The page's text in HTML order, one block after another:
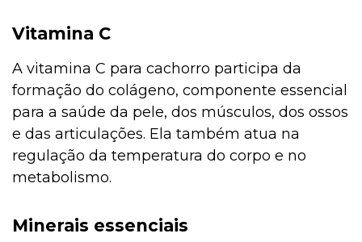
Vitamina C
A vitamina C para cachorro participa da
formação do colágeno, componente essencial
para a saúde da pele, dos músculos, dos ossos
e das articulações. Ela também atua na
regulação da temperatura do corpo e no
metabolismo.
Minerais essenciais